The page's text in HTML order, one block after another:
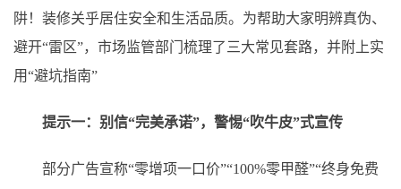
阱！装修关乎居住安全和生活品质。为帮助大家明辨真伪、
避开“雷区”，市场监管部门梳理了三大常见套路，并附上实
用“避坑指南”
提示一：别信“完美承诺”，警惕“吹牛皮”式宣传
部分广告宣称“零增项一口价”“100%零甲醛”“终身免费